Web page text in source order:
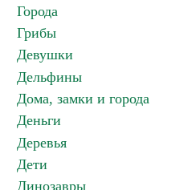
Города
Грибы
Девушки
Дельфины
Дома, замки и города
Деньги
Деревья
Дети
Динозавры